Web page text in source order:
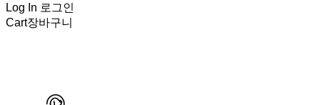
Log In 로그인
Cart장바구니